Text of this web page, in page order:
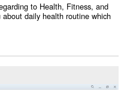
to Health, Fitness, and
daily health routine which